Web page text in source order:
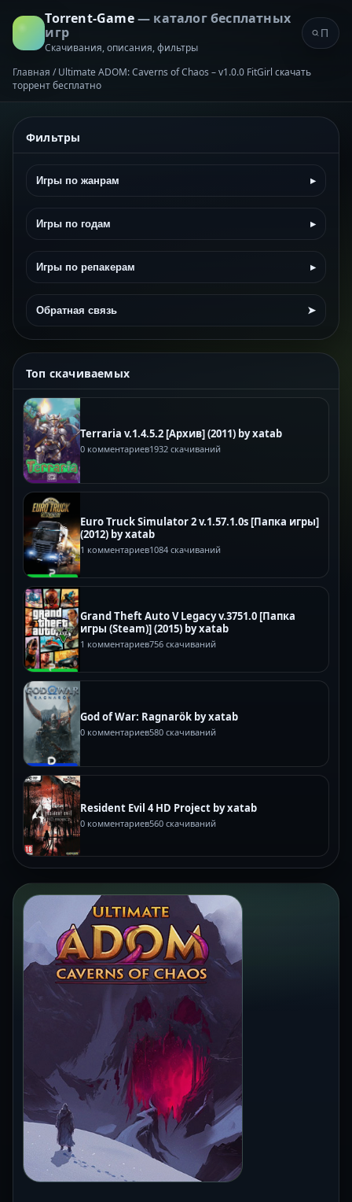
Torrent-Game— каталог бесплатных
игр
Скачивания, описания, фильтры
Главная / Ultimate ADOM: Caverns of Chaos – v1.0.0 FitGirl скачать
торрент бесплатно
Фильтры
Игры по жанрам ▸
Игры по годам ▸
Игры по репакерам ▸
Обратная связь ➤
Топ скачиваемых
Terraria v.1.4.5.2 [Архив] (2011) by xatab
0 комментариев1932 скачиваний
Euro Truck Simulator 2 v.1.57.1.0s [Папка игры]
(2012) by xatab
1 комментариев1084 скачиваний
Grand Theft Auto V Legacy v.3751.0 [Папка
игры (Steam)] (2015) by xatab
1 комментариев756 скачиваний
God of War: Ragnarök by xatab
0 комментариев580 скачиваний
Resident Evil 4 HD Project by xatab
0 комментариев560 скачиваний